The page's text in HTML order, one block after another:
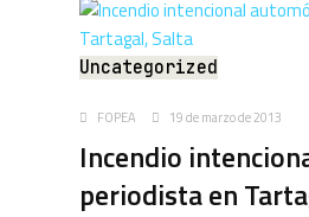
Uncategorized
FOPEA 19 de marzo de 2013
Incendio
periodista en